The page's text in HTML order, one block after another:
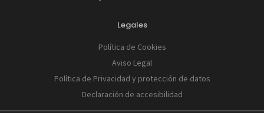
Legales
Política de Cookies
Aviso Legal
Política de Privacidad y protección de datos
Declaración de accesibilidad